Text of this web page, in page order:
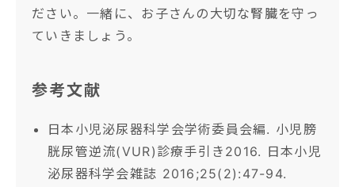
ださい。一緒に、お子さんの大切な腎臓を守っ
ていきましょう。
参考文献
日本小児泌尿器科学会学術委員会編. 小児膀
胱尿管逆流(VUR)診療手引き2016. 日本小児
泌尿器科学会雑誌 2016;25(2):47-94.